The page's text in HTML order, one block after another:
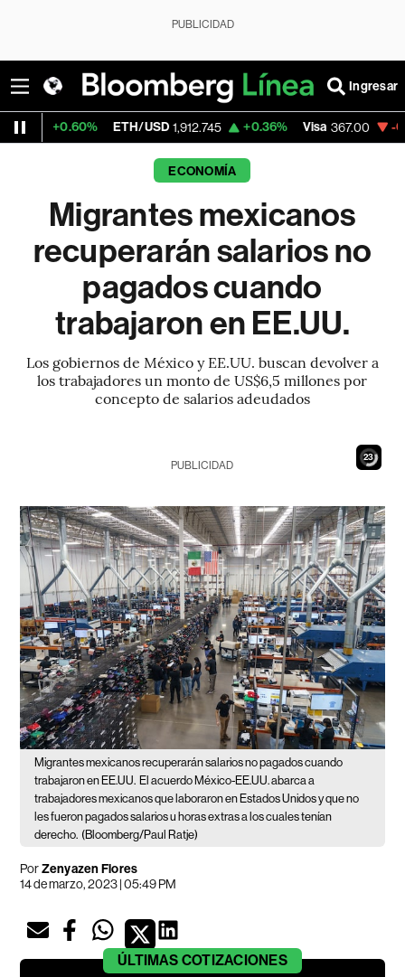
PUBLICIDAD
Ingresar
ETH/USD 1,912.745 +0.36% Visa 367.00 -0.94%
ECONOMÍA
Migrantes mexicanos
recuperarán salarios no
pagados cuando
trabajaron en EE.UU.
Los gobiernos de México y EE.UU. buscan devolver a
los trabajadores un monto de US$6,5 millones por
concepto de salarios adeudados
21
PUBLICIDAD
Migrantes mexicanos recuperarán salarios no pagados cuando
trabajaron en EE.UU. El acuerdo México-EE.UU. abarca a
trabajadores mexicanos que laboraron en Estados Unidos y que no
les fueron pagados salarios u horas extras a los cuales tenían
derecho. (Bloomberg/Paul Ratje)
PorZenyazen Flores
14 de marzo, 2023 | 05:49 PM
ÚLTIMAS COTIZACIONES